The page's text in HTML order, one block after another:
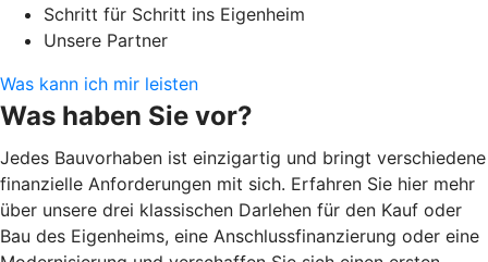
Schritt für Schritt ins Eigenheim
Unsere Partner
Was kann ich mir leisten
Was haben Sie vor?
Jedes Bauvorhaben ist einzigartig und bringt verschiedene
finanzielle Anforderungen mit sich. Erfahren Sie hier mehr
über unsere drei klassischen Darlehen für den Kauf oder
Bau des Eigenheims, eine Anschlussfinanzierung oder eine